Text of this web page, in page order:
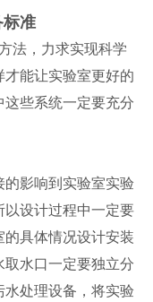
标准
法，力求实现科学
能让实验室更好的
些系统一定要充分
影响到实验室实验
以设计过程中一定要
具体情况设计安装
水口一定要独立分
处理设备，将实验